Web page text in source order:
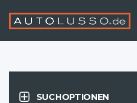
SUCHOPTIONEN